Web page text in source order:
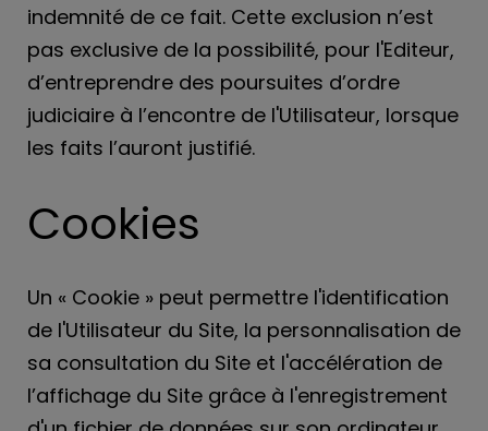
indemnité de ce fait. Cette exclusion n’est
pas exclusive de la possibilité, pour l'Editeur,
d’entreprendre des poursuites d’ordre
judiciaire à l’encontre de l'Utilisateur, lorsque
les faits l’auront justifié.
Cookies
Un « Cookie » peut permettre l'identification
de l'Utilisateur du Site, la personnalisation de
sa consultation du Site et l'accélération de
l’affichage du Site grâce à l'enregistrement